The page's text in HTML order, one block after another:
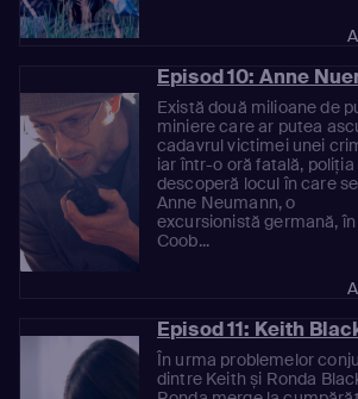
Episod 10: Anne
Există două milioane de
miniere care ar putea
cadavrul victimei unei
iar într-o oră fatală, poliția
descoperă locul în care
Anne Neumann, o
excursionistă germană, în
Coob...
Episod 11: Keith
În urma problemelor
dintre Keith și Ronda